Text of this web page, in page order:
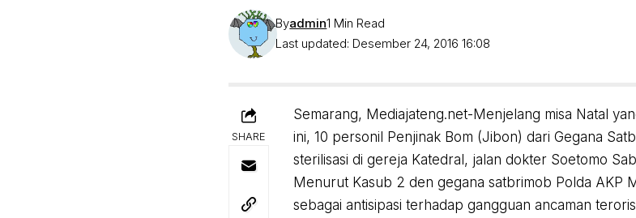
Last updated: Desember 24, 2016 16:08
Byadmin1 Min Read
SHARE
Semarang, Mediajateng.net-Menjelang misa Natal
ini, 10 personil Penjinak Bom (Jibon) dari Gegana
sterilisasi di gereja Katedral, jalan dokter Soetomo
Menurut Kasub 2 den gegana satbrimob Polda AKP
sebagai antisipasi terhadap gangguan ancaman